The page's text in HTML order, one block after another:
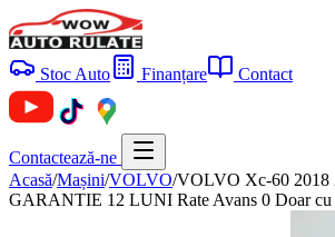
Stoc Auto Finanțare Contact
Contactează-ne
Acasă/Mașini/VOLVO/VOLVO Xc-60 2018
GARANTIE 12 LUNI Rate Avans 0 Doar cu